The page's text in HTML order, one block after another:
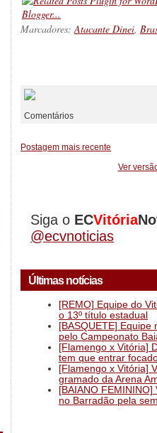
Marcadores:Atacante Dinei,
Comentários
Postagem mais recente
Ver
Siga o ECVitória
@ecvnoticias
Últimas notícias
[REMO] Equipe do
o 13º título estadual
[BASQUETE]
pelo Campeonato
[Flamengo x Vitória]
tem que entrar
[Flamengo x Vitória]
gramado da Arena
[BAIANO
no Barradão pela